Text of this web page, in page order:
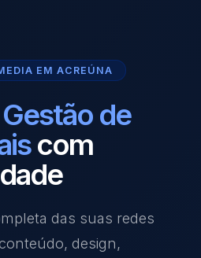
EM ACREÚNA
Gestão de
com
das suas redes
design,